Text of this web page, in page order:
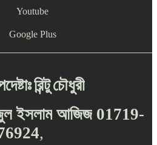
Youtube
Google Plus
রিন্টুচৌধুরী
ইসলাম আজিজ 01719-
,